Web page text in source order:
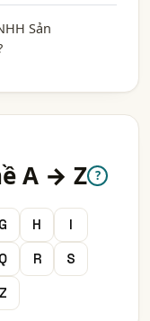
Sản
A → Z ?
G H
I
Q R
S
Z